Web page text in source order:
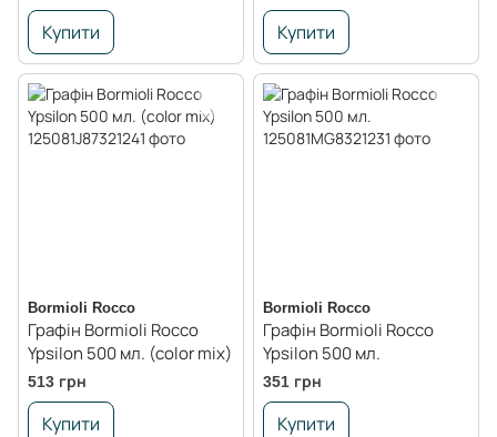
Купити Купити
Bormioli Rocco
Графін Bormioli Rocco
Ypsilon 500 мл. (color mix)
513 грн
Купити
Bormioli Rocco
Графін Bormioli Rocco
Ypsilon 500 мл.
351 грн
Купити